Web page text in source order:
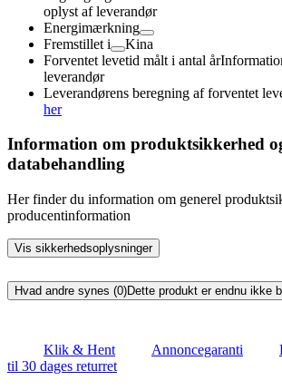
oplyst af leverandør
Energimærkning
Fremstillet i
Kina
Forventet levetid målt i antal år
leverandør
Leverandørens beregning af forventet
her
Information om produktsikkerhed
databehandling
Her finder du information om generel
producentinformation
Vis sikkerhedsoplysninger
Hvad andre synes (0)Dette produkt er endnu ikke
Klik & Hent Annoncegaranti
til 30 dages returret